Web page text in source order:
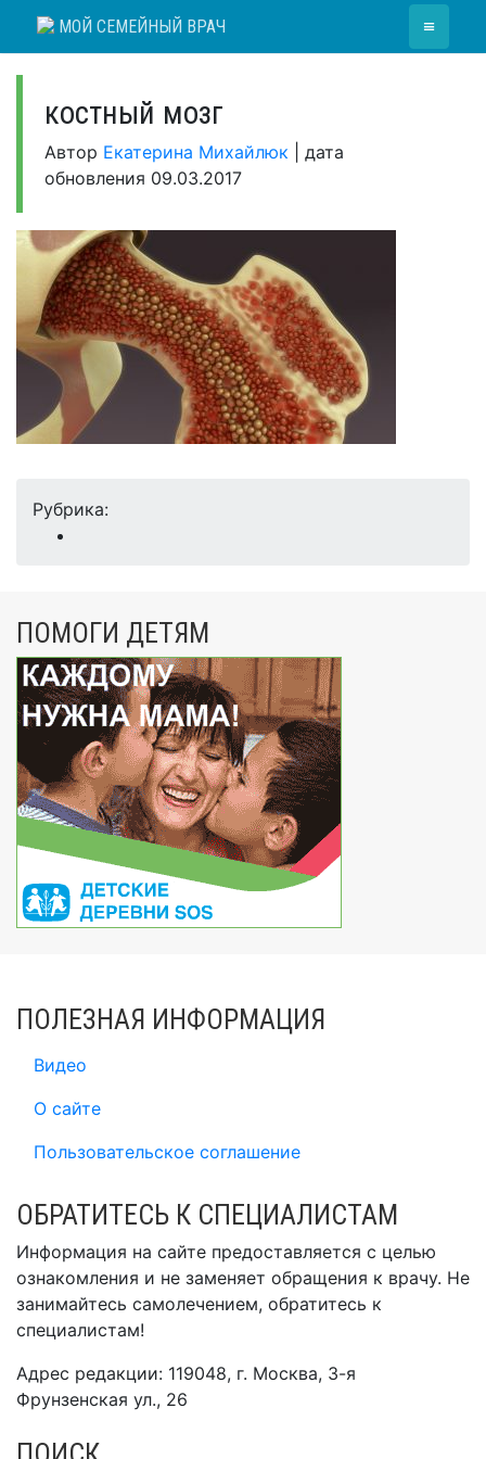
МОЙ СЕМЕЙНЫЙ ВРАЧ ≡
костный мозг
Автор Екатерина Михайлюк
дата
обновления 09.03.2017
Рубрика:
ПОМОГИ ДЕТЯМ
ПОЛЕЗНАЯ ИНФОРМАЦИЯ
Видео
О сайте
Пользовательское соглашение
ОБРАТИТЕСЬ К СПЕЦИАЛИСТАМ
Информация на сайте предоставляется с целью
ознакомления и не заменяет обращения к врачу. Не
занимайтесь самолечением, обратитесь к
специалистам!
Адрес редакции: 119048, г. Москва, 3-я
Фрунзенская ул., 26